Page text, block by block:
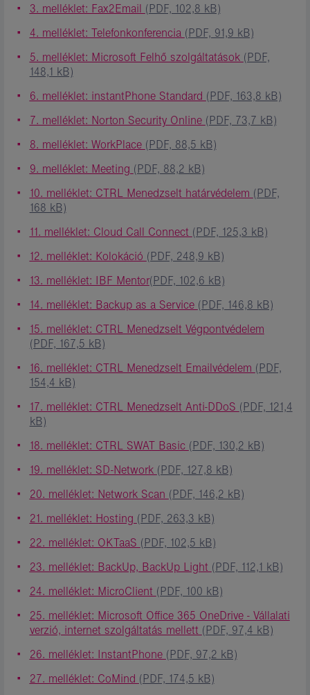
3. melléklet: Fax2Email (PDF, 102,8 kB)
4. melléklet: Telefonkonferencia (PDF, 91,9 kB)
5. melléklet: Microsoft Felhő szolgáltatások (PDF,
148,1 kB)
6. melléklet: instantPhone Standard (PDF, 163,8 kB)
7. melléklet: Norton Security Online (PDF, 73,7 kB)
8. melléklet: WorkPlace (PDF, 88,5 kB)
9. melléklet: Meeting (PDF, 88,2 kB)
10. melléklet: CTRL Menedzselt határvédelem (PDF,
168 kB)
11. melléklet: Cloud Call Connect (PDF, 125,3 kB)
12. melléklet: Kolokáció (PDF, 248,9 kB)
13. melléklet: IBF Mentor(PDF, 102,6 kB)
14. melléklet: Backup as a Service (PDF, 146,8 kB)
15. melléklet: CTRL Menedzselt Végpontvédelem
(PDF, 167,5 kB)
16. melléklet: CTRL Menedzselt Emailvédelem (PDF,
154,4 kB)
17. melléklet: CTRL Menedzselt Anti-DDoS (PDF, 121,4
kB)
18. melléklet: CTRL SWAT Basic (PDF, 130,2 kB)
19. melléklet: SD-Network (PDF, 127,8 kB)
20. melléklet: Network Scan (PDF, 146,2 kB)
21. melléklet: Hosting (PDF, 263,3 kB)
22. melléklet: OKTaaS (PDF, 102,5 kB)
23. melléklet: BackUp, BackUp Light (PDF, 112,1 kB)
24. melléklet: MicroClient (PDF, 100 kB)
25. melléklet: Microsoft Office 365 OneDrive - Vállalati
verzió, internet szolgáltatás mellett (PDF, 97,4 kB)
26. melléklet: InstantPhone (PDF, 97,2 kB)
27. melléklet: CoMind (PDF, 174,5 kB)